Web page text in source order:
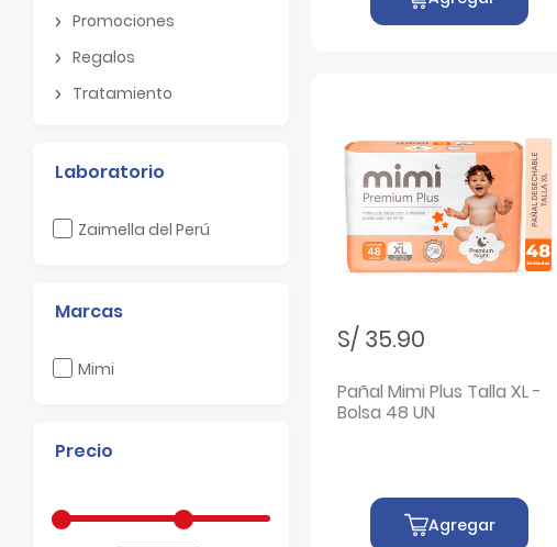
Promociones
Regalos
Tratamiento
Laboratorio
Zaimella del Perú
Filtrar por Laboratorio: Zaimella del Perú
Marcas
Mimi
Filtrar por Marcas: Mimi
Precio
S/ 35.90
Pañal Mimi Plus Talla XL -
Bolsa 48 UN
Agregar